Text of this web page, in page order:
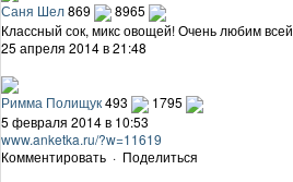
Саня Шел869
8965
Классный сок, микс овощей! Очень любим
25 апреля 2014 в 21:48
Римма Полищук493
1795
5 февраля 2014 в 10:53
www.anketka.ru/?w=11619
Комментировать · Поделиться